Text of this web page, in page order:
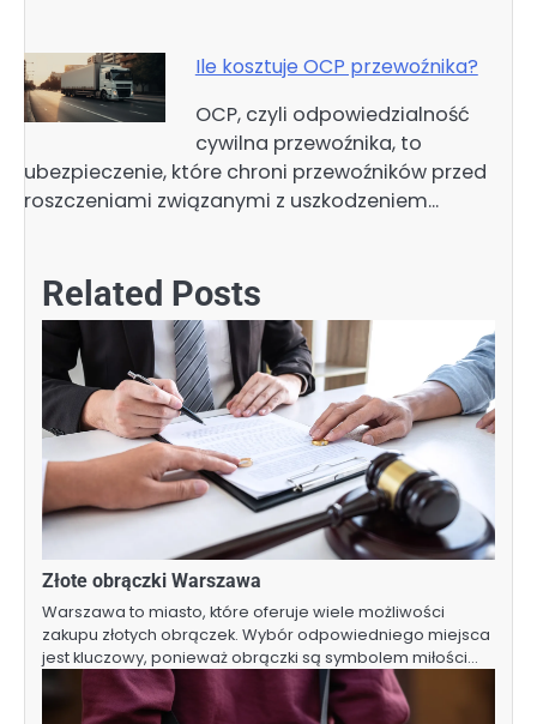
Ile kosztuje OCP przewoźnika?
OCP, czyli odpowiedzialność
cywilna przewoźnika, to
ubezpieczenie, które chroni przewoźników przed
roszczeniami związanymi z uszkodzeniem…
Related Posts
Złote obrączki Warszawa
Warszawa to miasto, które oferuje wiele możliwości
zakupu złotych obrączek. Wybór odpowiedniego miejsca
jest kluczowy, ponieważ obrączki są symbolem miłości…